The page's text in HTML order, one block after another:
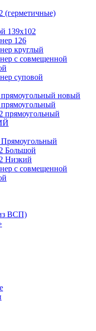
(герметичные)
139х102
126
круглый
с совмещенной
суповой
новый
прямоугольный
Прямоугольный
Большой
Низкий
с совмещенной
ВСП)